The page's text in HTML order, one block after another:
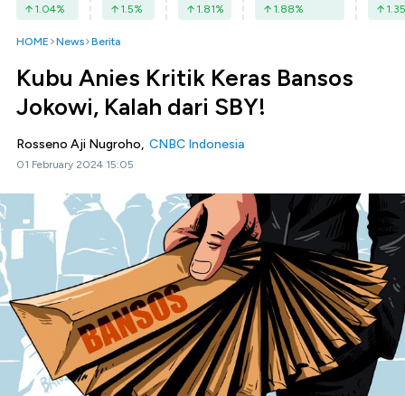
1.04% 1.5% 1.81% 1.88% 1.35
HOME News Berita
Kubu Anies Kritik Keras Bansos
Jokowi, Kalah dari SBY!
Rosseno Aji Nugroho, CNBC Indonesia
01 February 2024 15:05